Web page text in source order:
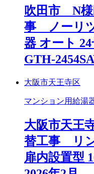
吹田市 N
事 ノーリ
器 オート
GTH-
大阪市天王寺区
マンション用給湯
大阪市天王
替工事 リ
扉内設置型